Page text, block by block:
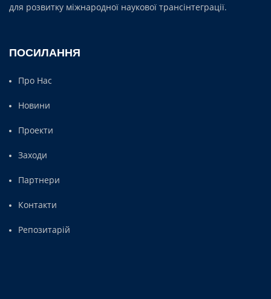
для розвитку міжнародної наукової трансінтеграції.
ПОСИЛАННЯ
Про Нас
Новини
Проекти
Заходи
Партнери
Контакти
Репозитарій